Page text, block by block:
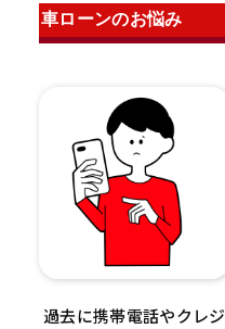
車ローンのお悩み
過去に携帯電話やクレジ